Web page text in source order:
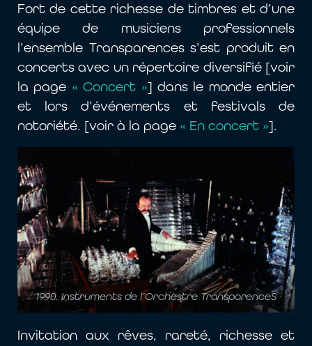
Fort de cette richesse de timbres et d’une
équipe de musiciens professionnels
l’ensemble Transparences s’est produit en
concerts avec un répertoire diversifié [voir
la page « Concert »] dans le monde entier
et lors d’événements et festivals de
notoriété. [voir à la page « En concert »].
1990. Instruments de l’Orchestre TransparenceS
Invitation aux rêves, rareté, richesse et